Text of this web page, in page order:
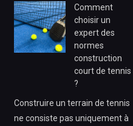
Comment
choisir un
expert des
normes
construction
court de tennis
?
Construire un terrain de tennis
ne consiste pas uniquement à